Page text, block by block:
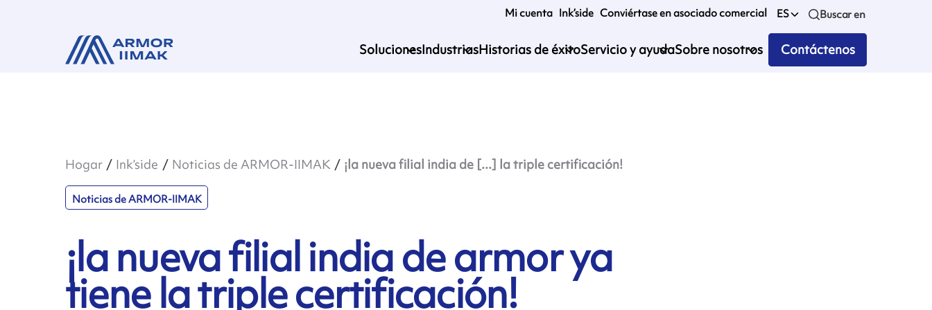
Mi cuenta Ink’side Conviértase en asociado comercial ES Buscar en
SolucionesIndustriasHistorias de éxitoServicio y ayudaSobre nosotros Contáctenos
Hogar Ink’side Noticias de ARMOR-IIMAK ¡la nueva filial india de [...] la triple certificación!
Noticias de ARMOR-IIMAK
¡la nueva filial india de armor ya
tiene la triple certificación!